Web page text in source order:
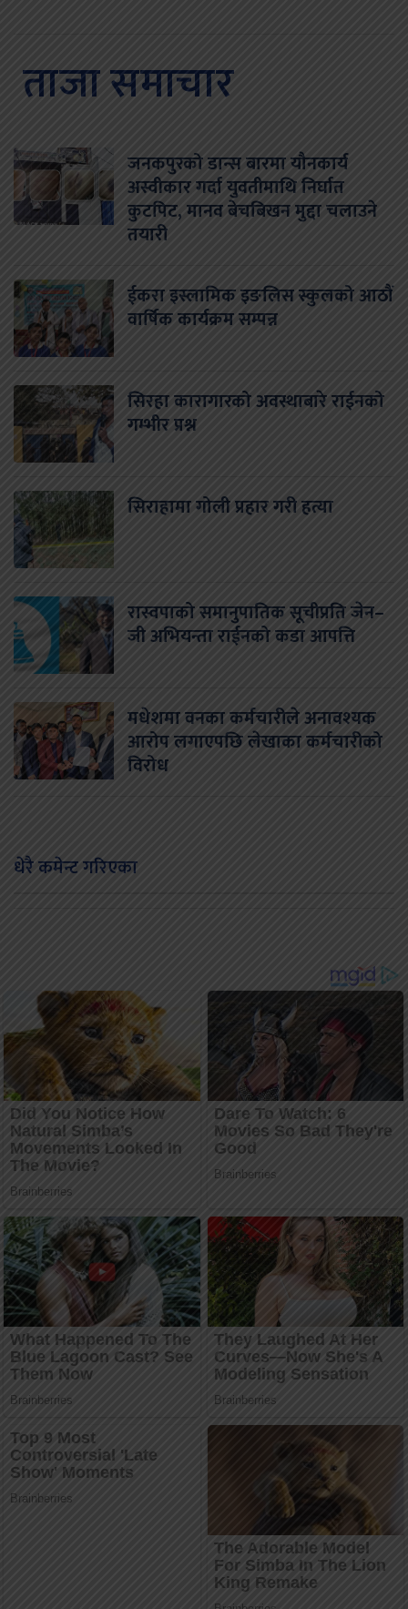
ताजा समाचार
जनकपुरको डान्स बारमा यौनकार्य
अस्वीकार गर्दा युवतीमाथि निर्घात
कुटपिट, मानव बेचबिखन मुद्दा चलाउने
तयारी
ईकरा इस्लामिक इङलिस स्कुलको आठौं
वार्षिक कार्यक्रम सम्पन्न
सिरहा कारागारको अवस्थाबारे राईनको
गम्भीर प्रश्न
सिराहामा गोली प्रहार गरी हत्या
रास्वपाको समानुपातिक सूचीप्रति जेन–
जी अभियन्ता राईनको कडा आपत्ति
मधेशमा वनका कर्मचारीले अनावश्यक
आरोप लगाएपछि लेखाका कर्मचारीको
विरोध
धेरै कमेन्ट गरिएका